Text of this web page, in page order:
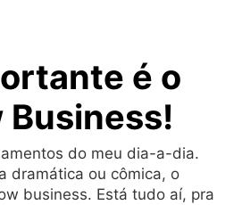
é o
Business!
do meu dia-a-dia.
dramática ou cômica, o
business. Está tudo aí, pra